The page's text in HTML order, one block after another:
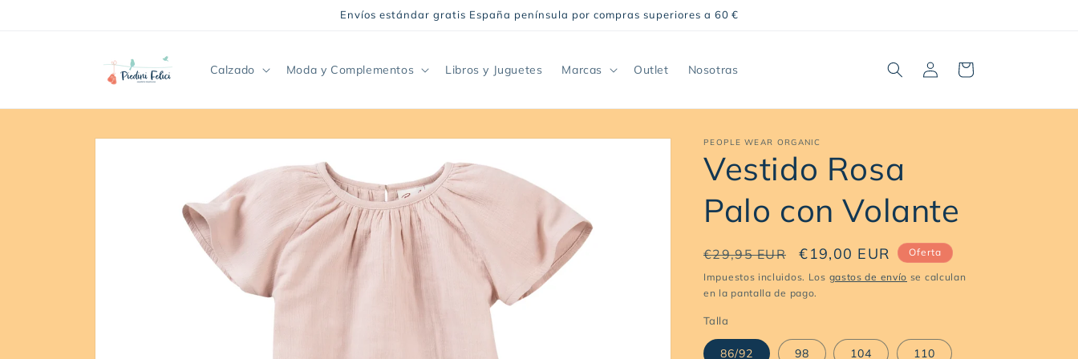
Envíos estándar gratis España península por compras superiores a 60 €
Calzado Moda y Complementos Libros y Juguetes Marcas Outlet Nosotras
Iniciar
sesión
Carrito
directamente
PEOPLE WEAR ORGANIC
Vestido Rosa
Palo con Volante
Precio
habitual
€29,95 EUR
Precio
de
oferta
€19,00 EUR Oferta
Impuestos incluidos. Los gastos de envío se calculan
en la pantalla de pago.
Talla
86/92 98 104 110